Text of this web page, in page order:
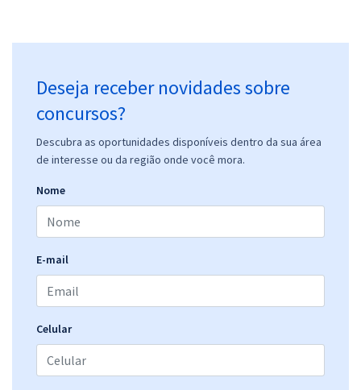
Deseja receber novidades sobre
concursos?
Descubra as oportunidades disponíveis dentro da sua área
de interesse ou da região onde você mora.
Nome
E-mail
Celular